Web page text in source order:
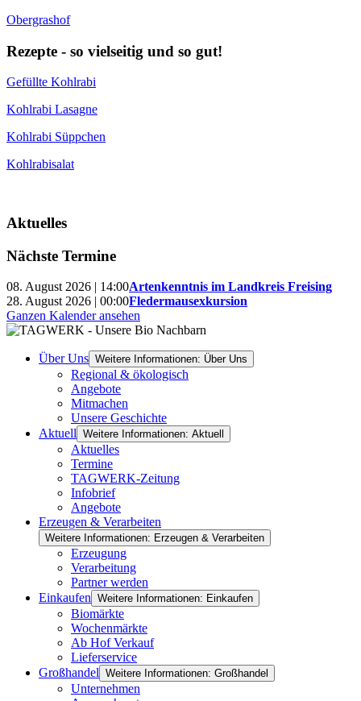
Obergrashof
Rezepte - so vielseitig und so gut!
Gefüllte Kohlrabi
Kohlrabi Lasagne
Kohlrabi Süppchen
Kohlrabisalat
Aktuelles
Nächste Termine
08. August 2026 | 14:00Artenkenntnis im Landkreis Freising
28. August 2026 | 00:00Fledermausexkursion
Ganzen Kalender ansehen
Über Uns Weitere Informationen: Über Uns
Regional & ökologisch
Angebote
Mitmachen
Unsere Geschichte
Aktuell Weitere Informationen: Aktuell
Aktuelles
Termine
TAGWERK-Zeitung
Infobrief
Angebote
Erzeugen & Verarbeiten
Weitere Informationen: Erzeugen & Verarbeiten
Erzeugung
Verarbeitung
Partner werden
Einkaufen Weitere Informationen: Einkaufen
Biomärkte
Wochenmärkte
Ab Hof Verkauf
Lieferservice
Großhandel Weitere Informationen: Großhandel
Unternehmen